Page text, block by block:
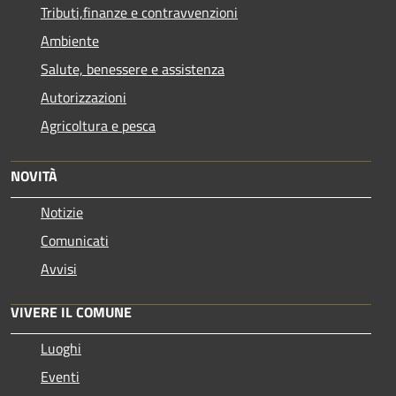
Tributi,finanze e contravvenzioni
Ambiente
Salute, benessere e assistenza
Autorizzazioni
Agricoltura e pesca
NOVITÀ
Notizie
Comunicati
Avvisi
VIVERE IL COMUNE
Luoghi
Eventi